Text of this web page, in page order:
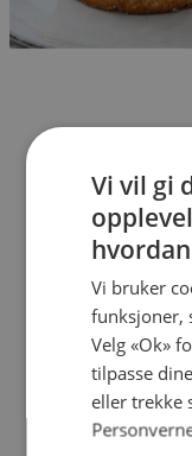
Om
H.A. Brun AS ble
Våre røtter
Vi vil gi
Vi bruker
funksjoner,
Velg «Ok»
tilpasse
eller trekke